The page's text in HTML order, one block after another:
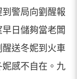
警局向劉醒報
日儲夠當老闆
送冬妮到火車
感不自在。九